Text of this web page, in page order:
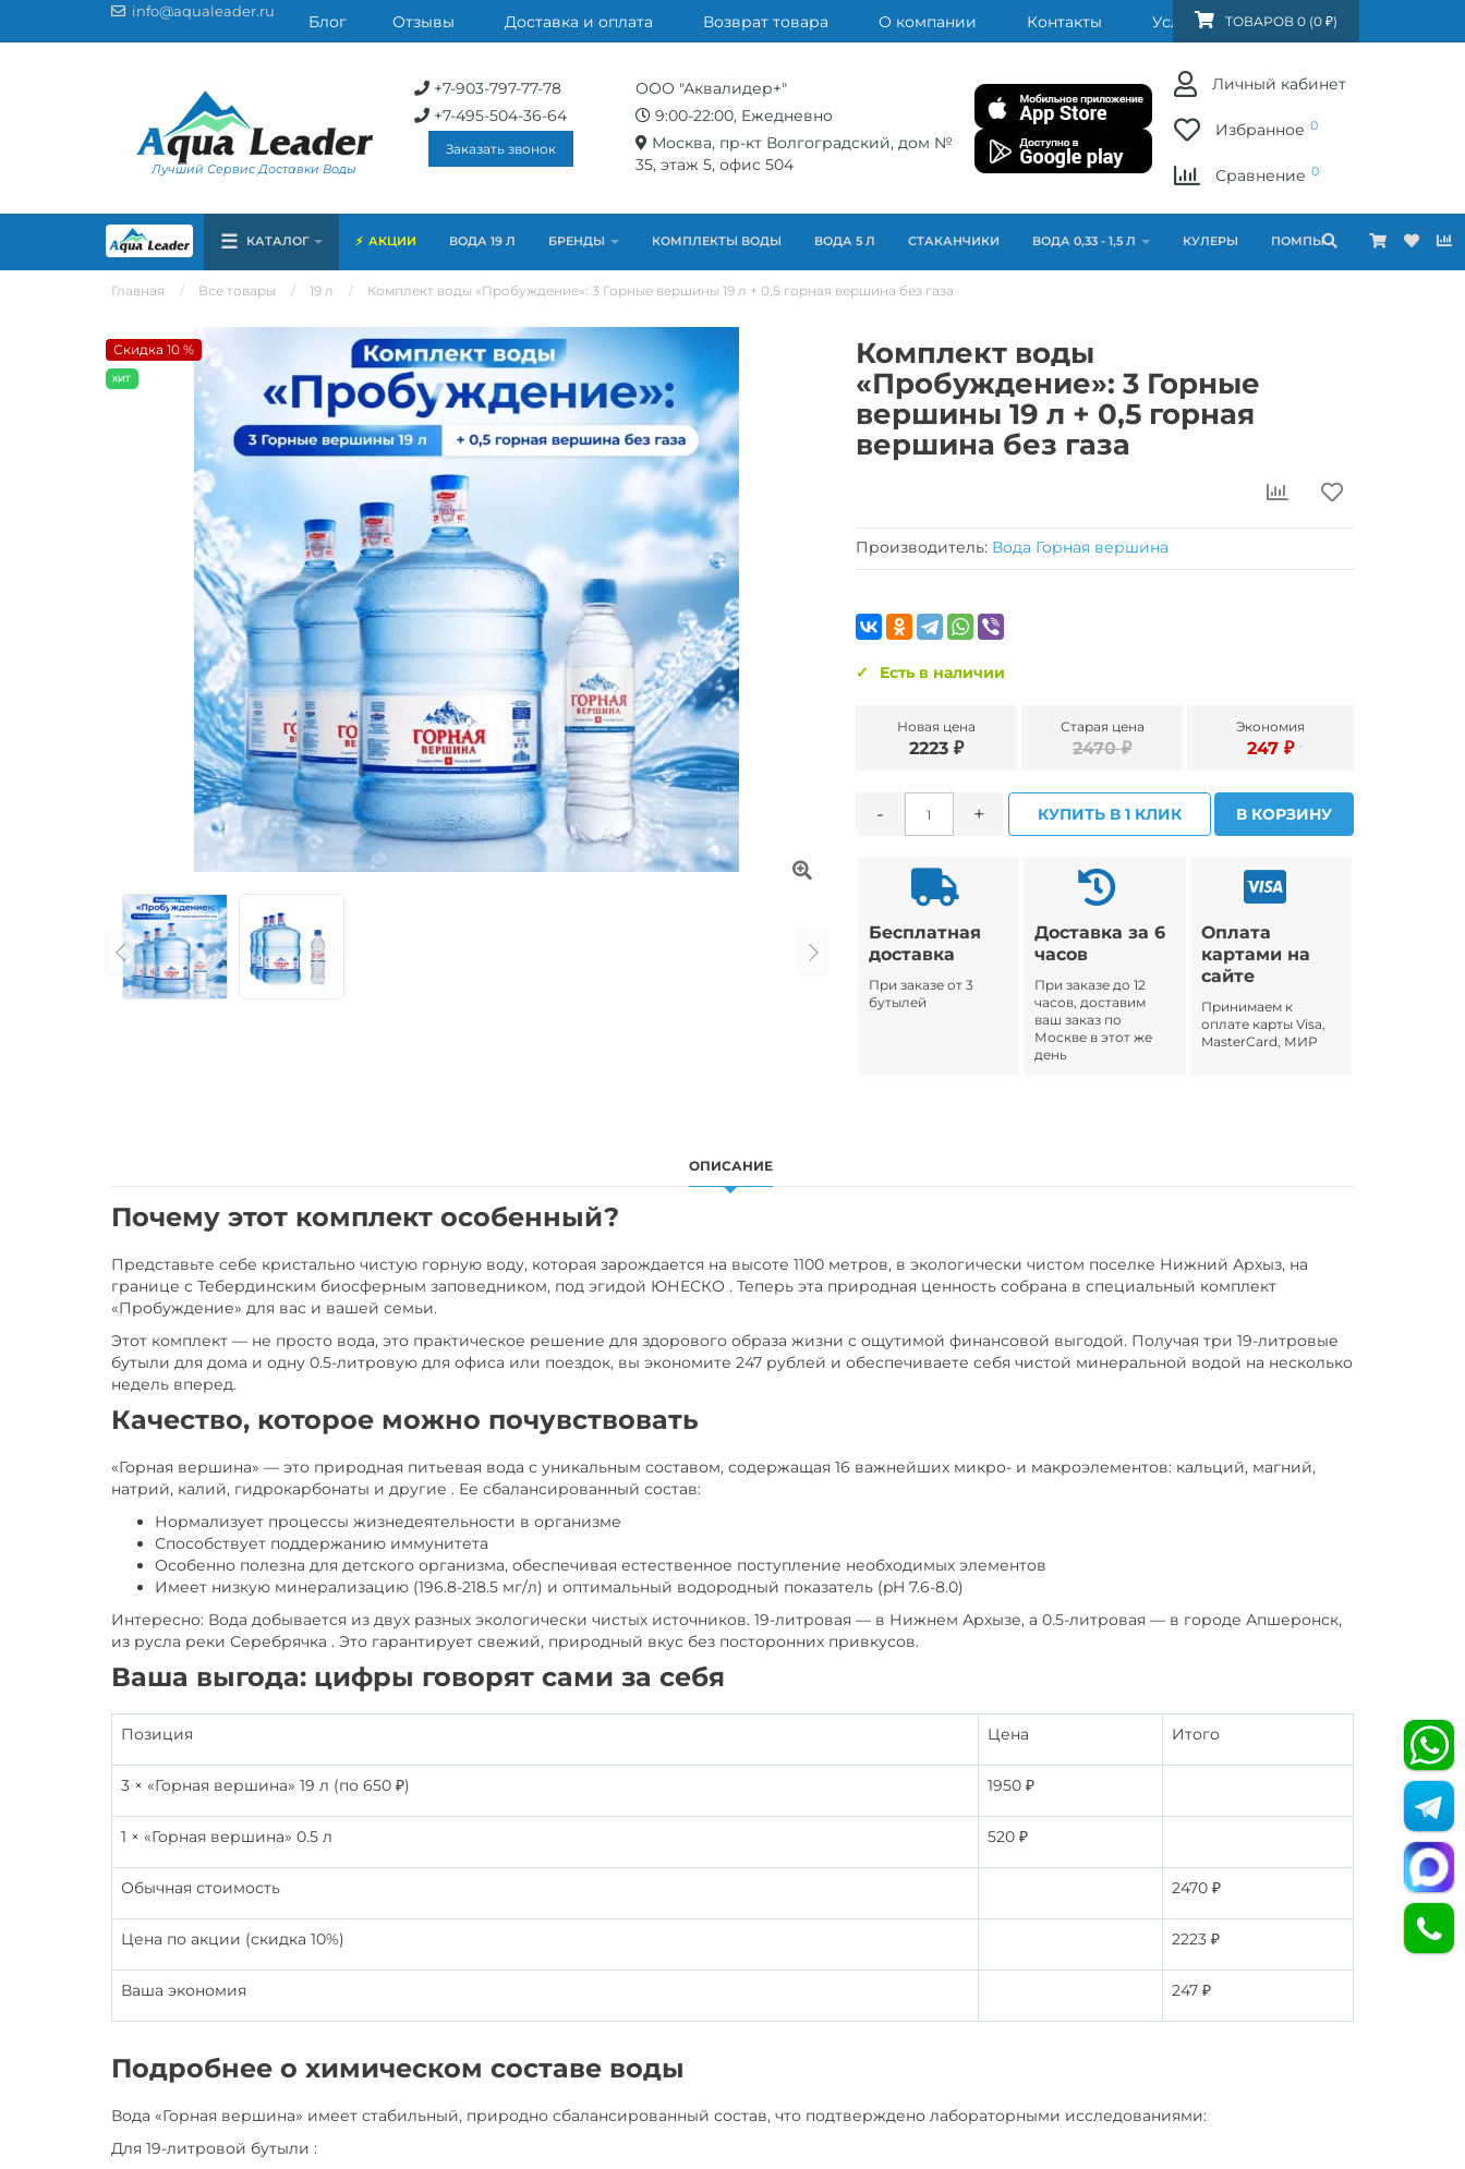
info@aqualeader.ru
Блог Отзывы Доставка и оплата Возврат товара О компании Контакты Услуги FAQ
ТОВАРОВ 0 (0 ₽)
Лучший Сервис Доставки Воды
+7-903-797-77-78
+7-495-504-36-64
Заказать звонок
ООО "Аквалидер+"
9:00-22:00, Ежедневно
Москва, пр-кт Волгоградский, дом №
35, этаж 5, офис 504
Личный кабинет
Избранное 0
Сравнение 0
☰ КАТАЛОГ АКЦИИ ВОДА 19 Л БРЕНДЫ КОМПЛЕКТЫ ВОДЫ ВОДА 5 Л СТАКАНЧИКИ ВОДА 0,33 - 1,5 Л КУЛЕРЫ ПОМПЫ
Главная Все товары 19 л Комплект воды «Пробуждение»: 3 Горные вершины 19 л + 0,5 горная вершина без газа
Скидка 10 %
Комплект воды
«Пробуждение»: 3 Горные
вершины 19 л + 0,5 горная
вершина без газа
Производитель: Вода Горная вершина
Есть в наличии
Новая цена
2223 ₽
Старая цена
2470 ₽
Экономия
247 ₽
- + КУПИТЬ В 1 КЛИК В КОРЗИНУ
Бесплатная
доставка
При заказе от 3
бутылей
Доставка за 6
часов
При заказе до 12
часов, доставим
ваш заказ по
Москве в этот же
день
Оплата
картами на
сайте
Принимаем к
оплате карты Visa,
MasterCard, МИР
ОПИСАНИЕ
Почему этот комплект особенный?
Представьте себе кристально чистую горную воду, которая зарождается на высоте 1100 метров, в экологически чистом поселке Нижний Архыз, на
границе с Тебердинским биосферным заповедником, под эгидой ЮНЕСКО . Теперь эта природная ценность собрана в специальный комплект
«Пробуждение» для вас и вашей семьи.
Этот комплект — не просто вода, это практическое решение для здорового образа жизни с ощутимой финансовой выгодой. Получая три 19-литровые
бутыли для дома и одну 0.5-литровую для офиса или поездок, вы экономите 247 рублей и обеспечиваете себя чистой минеральной водой на несколько
недель вперед.
Качество, которое можно почувствовать
«Горная вершина» — это природная питьевая вода с уникальным составом, содержащая 16 важнейших микро- и макроэлементов: кальций, магний,
натрий, калий, гидрокарбонаты и другие . Ее сбалансированный состав:
Нормализует процессы жизнедеятельности в организме
Способствует поддержанию иммунитета
Особенно полезна для детского организма, обеспечивая естественное поступление необходимых элементов
Имеет низкую минерализацию (196.8-218.5 мг/л) и оптимальный водородный показатель (pH 7.6-8.0)
Интересно: Вода добывается из двух разных экологически чистых источников. 19-литровая — в Нижнем Архызе, а 0.5-литровая — в городе Апшеронск,
из русла реки Серебрячка . Это гарантирует свежий, природный вкус без посторонних привкусов.
Ваша выгода: цифры говорят сами за себя
Позиция Цена Итого
3 × «Горная вершина» 19 л (по 650 ₽) 1950 ₽
1 × «Горная вершина» 0.5 л 520 ₽
Обычная стоимость 2470 ₽
Цена по акции (скидка 10%) 2223 ₽
Ваша экономия 247 ₽
Подробнее о химическом составе воды
Вода «Горная вершина» имеет стабильный, природно сбалансированный состав, что подтверждено лабораторными исследованиями:
Для 19-литровой бутыли :